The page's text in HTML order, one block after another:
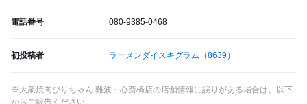
電話番号 080-9385-0468
初投稿者 ラーメンダイスキグラム （8639）
※大衆焼肉びりちゃん 難波・心斎橋店の店舗情報に誤りがある場合は、以下
からご報告ください。